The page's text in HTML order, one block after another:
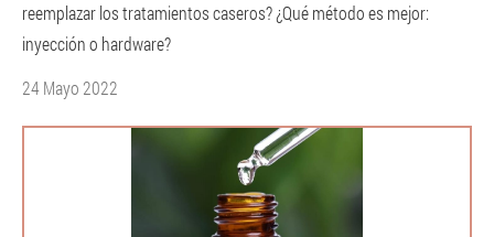
reemplazar los tratamientos caseros? ¿Qué método es mejor:
inyección o hardware?
24 Mayo 2022